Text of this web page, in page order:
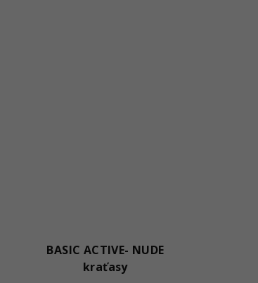
BASIC ACTIVE- NUDE
kraťasy